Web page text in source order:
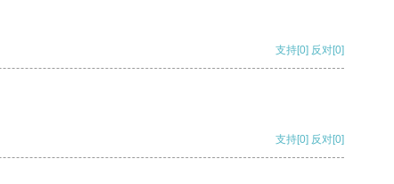
支持[0] 反对[0]
支持[0] 反对[0]